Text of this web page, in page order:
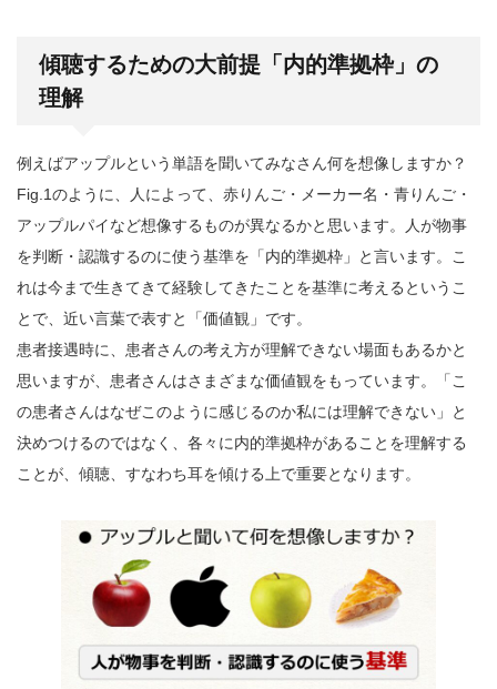
傾聴するための大前提「内的準拠枠」の
理解
例えばアップルという単語を聞いてみなさん何を想像しますか？
Fig.1のように、人によって、赤りんご・メーカー名・青りんご・
アップルパイなど想像するものが異なるかと思います。人が物事
を判断・認識するのに使う基準を「内的準拠枠」と言います。こ
れは今まで生きてきて経験してきたことを基準に考えるというこ
とで、近い言葉で表すと「価値観」です。
患者接遇時に、患者さんの考え方が理解できない場面もあるかと
思いますが、患者さんはさまざまな価値観をもっています。「こ
の患者さんはなぜこのように感じるのか私には理解できない」と
決めつけるのではなく、各々に内的準拠枠があることを理解する
ことが、傾聴、すなわち耳を傾ける上で重要となります。